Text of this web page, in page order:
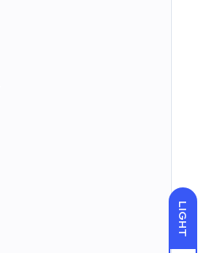
LIGHT